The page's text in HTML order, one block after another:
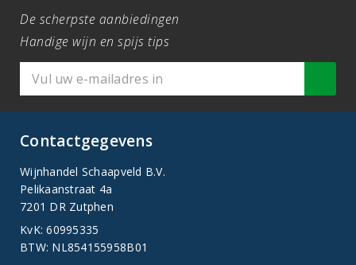
De scherpste aanbiedingen
Handige wijn en spijs tips
Contactgegevens
Wijnhandel Schaapveld B.V.
Pelikaanstraat 4a
7201 DR Zutphen
KvK: 60995335
BTW: NL854155958B01